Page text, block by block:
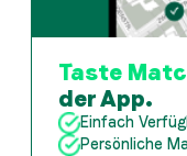
Taste
der App.
Einfach
Persönliche